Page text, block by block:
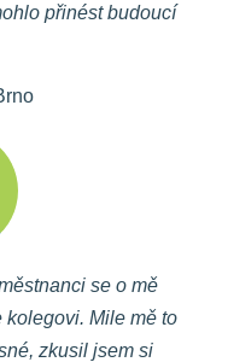
přinést budoucí
se o mě
Mile mě to
zkusil jsem si